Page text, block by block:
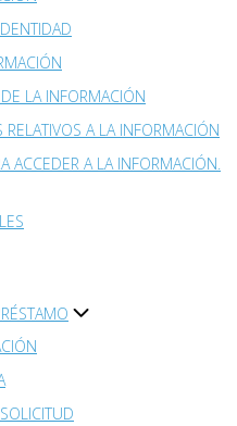
LA INFORMACIÓN
RELATIVOS A LA INFORMACIÓN
ACCEDER A LA INFORMACIÓN.